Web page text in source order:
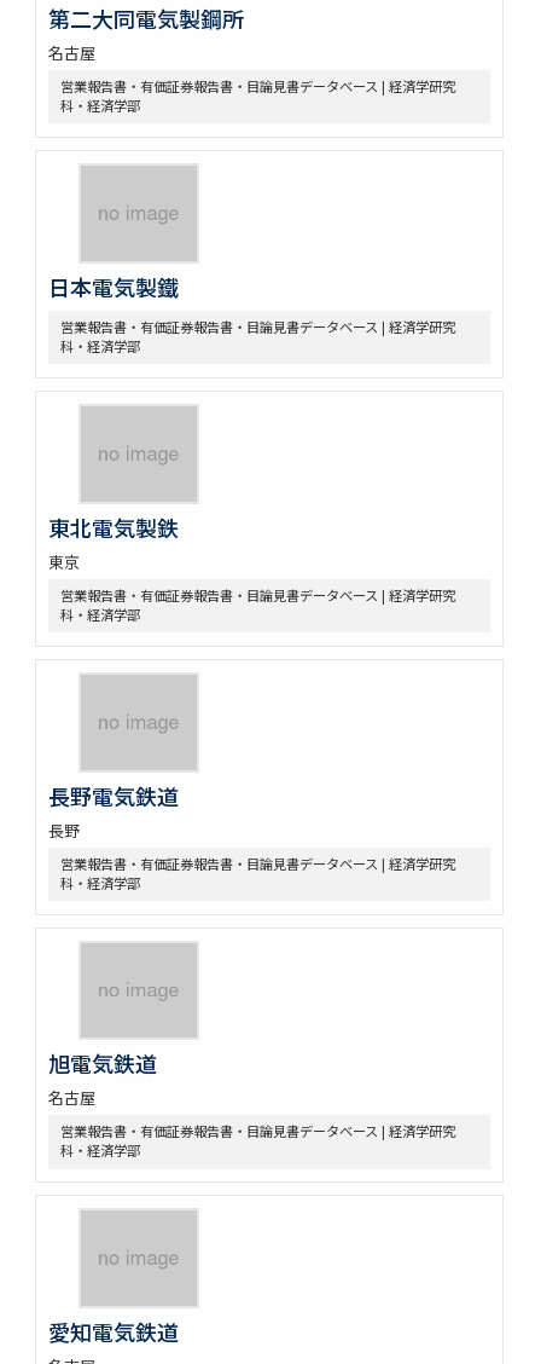
第二大同電気製鋼所
名古屋
営業報告書・有価証券報告書・目論見書データベース | 経済学研究
科・経済学部
日本電気製鐵
営業報告書・有価証券報告書・目論見書データベース | 経済学研究
科・経済学部
東北電気製鉄
東京
営業報告書・有価証券報告書・目論見書データベース | 経済学研究
科・経済学部
長野電気鉄道
長野
営業報告書・有価証券報告書・目論見書データベース | 経済学研究
科・経済学部
旭電気鉄道
名古屋
営業報告書・有価証券報告書・目論見書データベース | 経済学研究
科・経済学部
愛知電気鉄道